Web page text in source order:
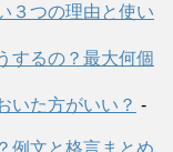
３つの理由と使い
するの？最大何個
いた方がいい？ -
例文と格言まとめ